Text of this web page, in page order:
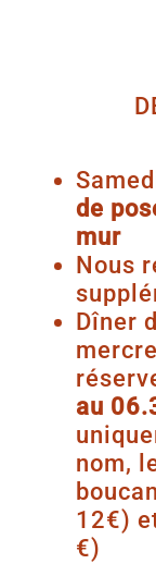
de
mur
Nous
Dîner
au
nom,
12€)
€)